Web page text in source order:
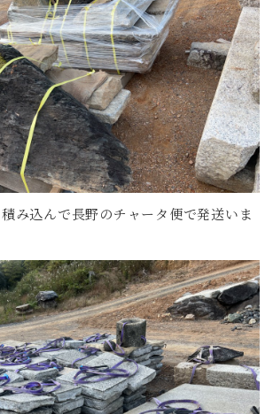
み込んで長野のチャータ便で発送いま